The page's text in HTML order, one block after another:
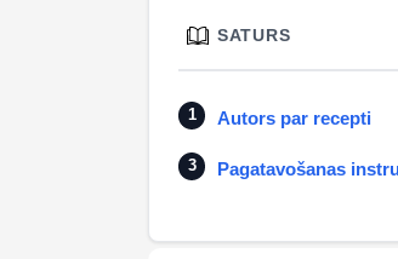
SATURS
Autors par recepti
Pagatavošanas